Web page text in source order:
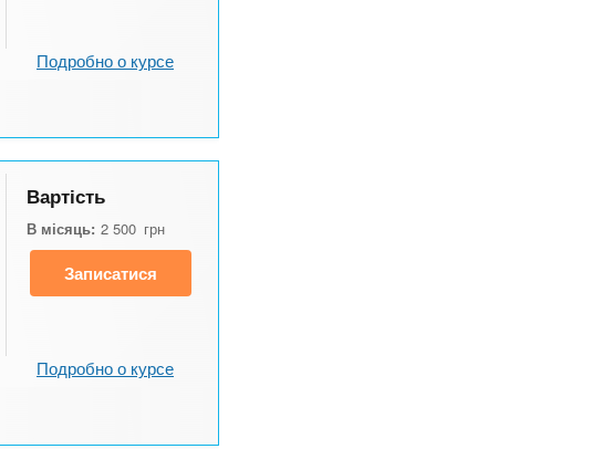
Подробно о курсе
Вартість
В місяць: 2 500 грн
Записатися
Подробно о курсе